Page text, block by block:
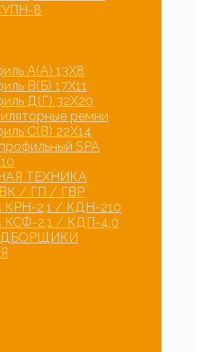
8
А(А) 13Х8
В(Б) 17Х11
Д(Г) 32Х20
ремни
С(В) 22Х14
SPA
ТЕХНИКА
/ ГП / ГВР
2,1 / КДН-210
2,1 / КДП-4,0